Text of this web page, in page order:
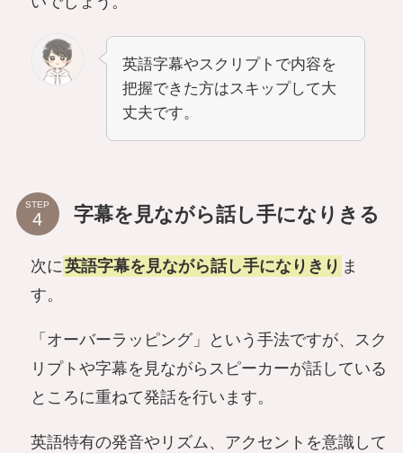
英語字幕やスクリプトで内容を
把握できた方はスキップして大
丈夫です。
STEP 字幕を見ながら話し手になりきる
次に英語字幕を見ながら話し手になりきり ま
す。
「オーバーラッピング」という手法ですが、スク
リプトや字幕を見ながらスピーカーが話している
ところに重ねて発話を行います。
英語特有の発音やリズム、アクセントを意識して